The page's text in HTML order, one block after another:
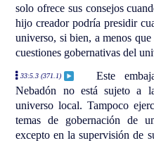
solo ofrece sus consejos
hijo creador podría presidir
universo, si bien, a menos
cuestiones gobernativas del
33:5.3 (371.1)
Este
Nebadón no está sujeto a
universo local. Tampoco
temas de gobernación de
excepto en la supervisión de